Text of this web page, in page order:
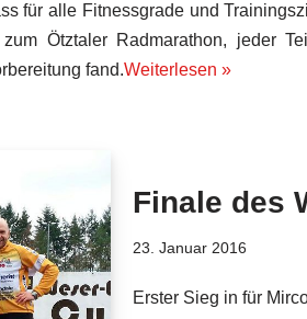
für alle Fitnessgrade und
Ötztaler Radmarathon, jeder
fand.Weiterlesen »
Finale des
23. Januar 2016
Erster Sieg in für